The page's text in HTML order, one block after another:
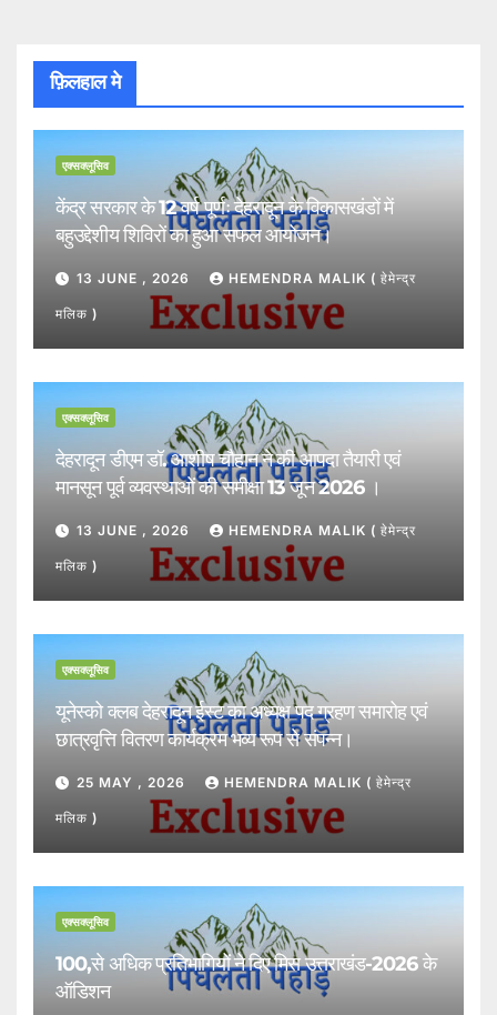
फ़िलहाल मे
एक्सक्लूसिव
केंद्र सरकार के 12 वर्ष पूर्णः देहरादून के विकासखंडों में
बहुउद्देशीय शिविरों का हुआ सफल आयोजन।
13 JUNE , 2026 HEMENDRA MALIK ( हेमेन्द्र
मलिक )
एक्सक्लूसिव
देहरादून डीएम डॉ. आशीष चौहान ने की आपदा तैयारी एवं
मानसून पूर्व व्यवस्थाओं की समीक्षा 13 जून 2026 ।
13 JUNE , 2026 HEMENDRA MALIK ( हेमेन्द्र
मलिक )
एक्सक्लूसिव
यूनेस्को क्लब देहरादून ईस्ट का अध्यक्ष पद ग्रहण समारोह एवं
छात्रवृत्ति वितरण कार्यक्रम भव्य रूप से संपन्न।
25 MAY , 2026 HEMENDRA MALIK ( हेमेन्द्र
मलिक )
एक्सक्लूसिव
100,से अधिक प्रतिभागियों ने दिए मिस उत्तराखंड-2026 के
ऑडिशन